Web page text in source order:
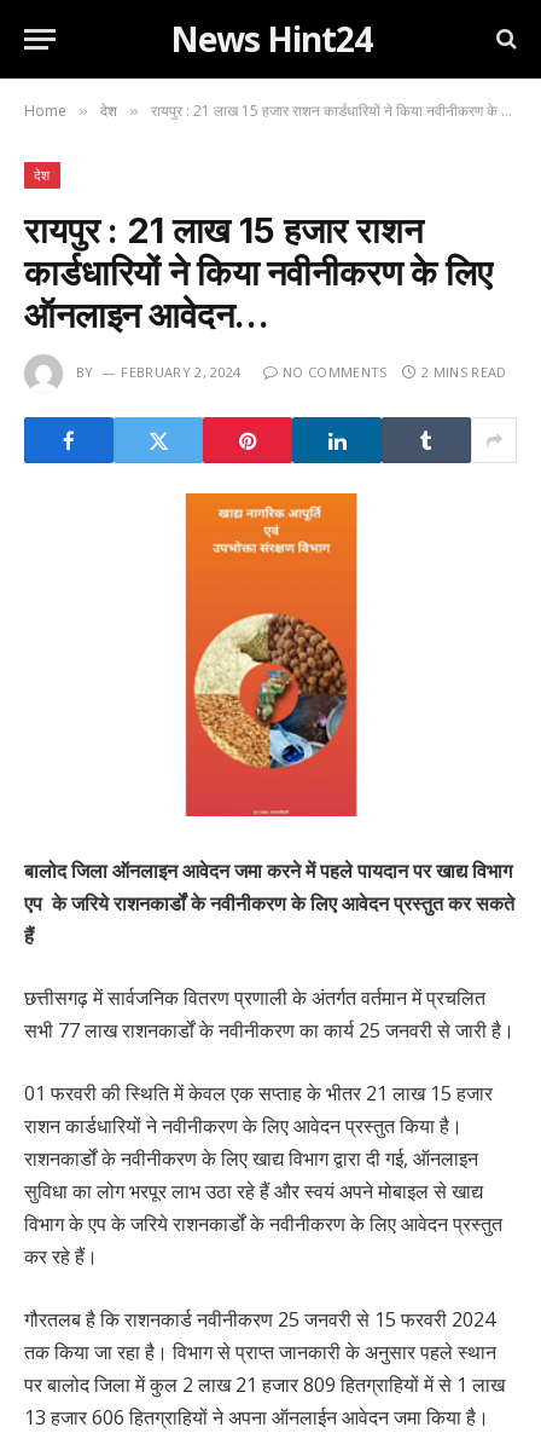
News Hint24
Home » देश » रायपुर : 21 लाख 15 हजार राशन कार्डधारियों ने किया नवीनीकरण के लिए ऑनलाइन आवेदन…
देश
रायपुर : 21 लाख 15 हजार राशन
कार्डधारियों ने किया नवीनीकरण के लिए
ऑनलाइन आवेदन…
BY FEBRUARY 2, 2024 NO COMMENTS 2 MINS READ
बालोद जिला ऑनलाइन आवेदन जमा करने में पहले पायदान पर खाद्य विभाग
एप के जरिये राशनकार्डों के नवीनीकरण के लिए आवेदन प्रस्तुत कर सकते
हैं
छत्तीसगढ़ में सार्वजनिक वितरण प्रणाली के अंतर्गत वर्तमान में प्रचलित
सभी 77 लाख राशनकार्डों के नवीनीकरण का कार्य 25 जनवरी से जारी है।
01 फरवरी की स्थिति में केवल एक सप्ताह के भीतर 21 लाख 15 हजार
राशन कार्डधारियों ने नवीनीकरण के लिए आवेदन प्रस्तुत किया है।
राशनकार्डों के नवीनीकरण के लिए खाद्य विभाग द्वारा दी गई, ऑनलाइन
सुविधा का लोग भरपूर लाभ उठा रहे हैं और स्वयं अपने मोबाइल से खाद्य
विभाग के एप के जरिये राशनकार्डों के नवीनीकरण के लिए आवेदन प्रस्तुत
कर रहे हैं।
गौरतलब है कि राशनकार्ड नवीनीकरण 25 जनवरी से 15 फरवरी 2024
तक किया जा रहा है। विभाग से प्राप्त जानकारी के अनुसार पहले स्थान
पर बालोद जिला में कुल 2 लाख 21 हजार 809 हितग्राहियों में से 1 लाख
13 हजार 606 हितग्राहियों ने अपना ऑनलाईन आवेदन जमा किया है।